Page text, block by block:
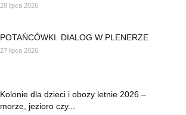
28 lipca 2026
POTAŃCÓWKI. DIALOG W PLENERZE
27 lipca 2026
Kolonie dla dzieci i obozy letnie 2026 –
morze, jezioro czy...